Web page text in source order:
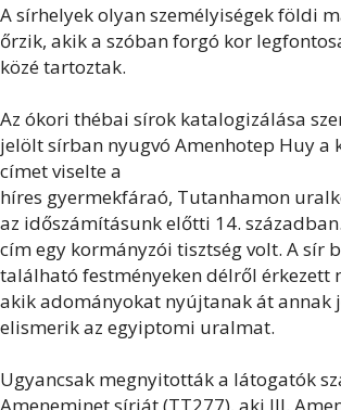
A sírhelyek olyan személyiségek földi
őrzik, akik a szóban forgó kor
közé tartoztak.
Az ókori thébai sírok katalogizálása
jelölt sírban nyugvó Amenhotep Huy a
címet viselte a
híres gyermekfáraó, Tutanhamon
az időszámításunk előtti 14.
cím egy kormányzói tisztség volt. A sír
található festményeken délről érkezett
akik adományokat nyújtanak át annak
elismerik az egyiptomi uralmat.
Ugyancsak megnyitották a látogatók
Ameneminet sírját (TT277), aki III.